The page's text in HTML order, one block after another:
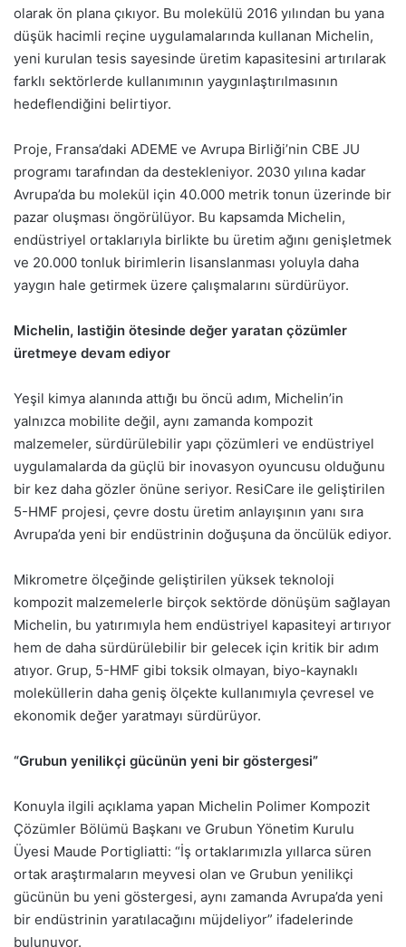
olarak ön plana çıkıyor. Bu molekülü 2016 yılından bu yana
düşük hacimli reçine uygulamalarında kullanan Michelin,
yeni kurulan tesis sayesinde üretim kapasitesini artırılarak
farklı sektörlerde kullanımının yaygınlaştırılmasının
hedeflendiğini belirtiyor.
Proje, Fransa’daki ADEME ve Avrupa Birliği’nin CBE JU
programı tarafından da destekleniyor. 2030 yılına kadar
Avrupa’da bu molekül için 40.000 metrik tonun üzerinde bir
pazar oluşması öngörülüyor. Bu kapsamda Michelin,
endüstriyel ortaklarıyla birlikte bu üretim ağını genişletmek
ve 20.000 tonluk birimlerin lisanslanması yoluyla daha
yaygın hale getirmek üzere çalışmalarını sürdürüyor.
Michelin, lastiğin ötesinde değer yaratan çözümler
üretmeye devam ediyor
Yeşil kimya alanında attığı bu öncü adım, Michelin’in
yalnızca mobilite değil, aynı zamanda kompozit
malzemeler, sürdürülebilir yapı çözümleri ve endüstriyel
uygulamalarda da güçlü bir inovasyon oyuncusu olduğunu
bir kez daha gözler önüne seriyor. ResiCare ile geliştirilen
5-HMF projesi, çevre dostu üretim anlayışının yanı sıra
Avrupa’da yeni bir endüstrinin doğuşuna da öncülük ediyor.
Mikrometre ölçeğinde geliştirilen yüksek teknoloji
kompozit malzemelerle birçok sektörde dönüşüm sağlayan
Michelin, bu yatırımıyla hem endüstriyel kapasiteyi artırıyor
hem de daha sürdürülebilir bir gelecek için kritik bir adım
atıyor. Grup, 5-HMF gibi toksik olmayan, biyo-kaynaklı
moleküllerin daha geniş ölçekte kullanımıyla çevresel ve
ekonomik değer yaratmayı sürdürüyor.
“Grubun yenilikçi gücünün yeni bir göstergesi”
Konuyla ilgili açıklama yapan Michelin Polimer Kompozit
Çözümler Bölümü Başkanı ve Grubun Yönetim Kurulu
Üyesi Maude Portigliatti: “İş ortaklarımızla yıllarca süren
ortak araştırmaların meyvesi olan ve Grubun yenilikçi
gücünün bu yeni göstergesi, aynı zamanda Avrupa’da yeni
bir endüstrinin yaratılacağını müjdeliyor” ifadelerinde
bulunuyor.